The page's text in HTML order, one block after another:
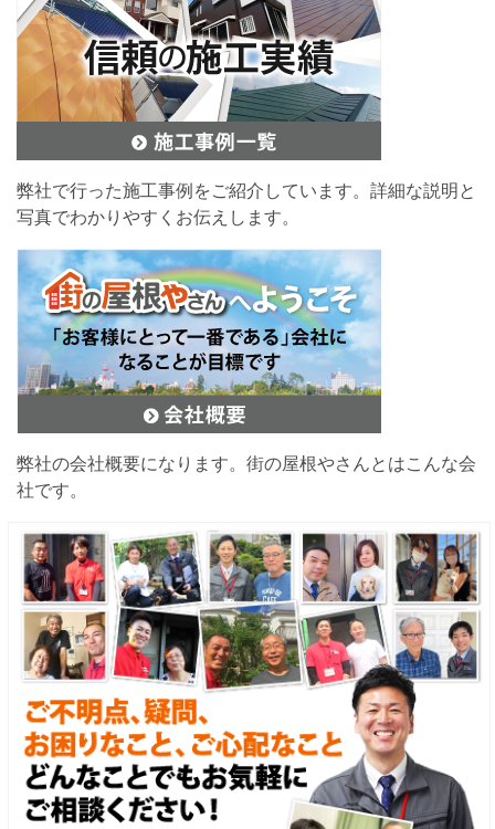
弊社で行った施工事例をご紹介しています。詳細な説明と
写真でわかりやすくお伝えします。
弊社の会社概要になります。街の屋根やさんとはこんな会
社です。